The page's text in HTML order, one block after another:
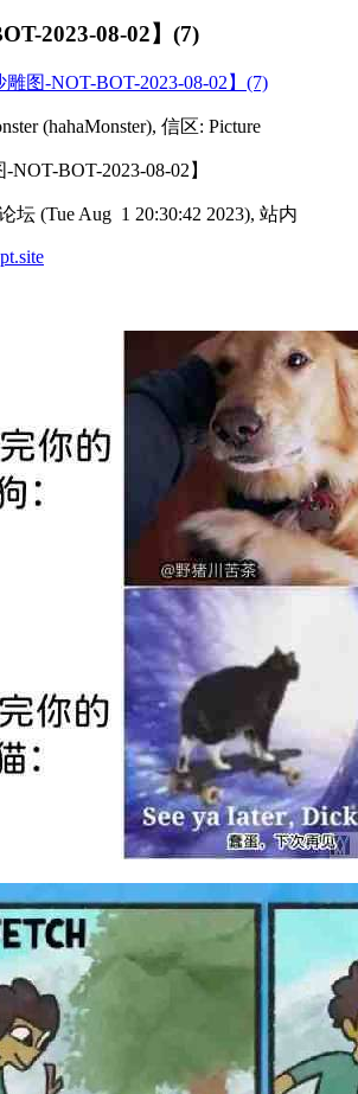
2023-08-02】(7)
雕图-NOT-BOT-2023-08-02】(7)
(hahaMonster), 信区: Picture
BOT-2023-08-02】
坛 (Tue Aug 1 20:30:42 2023), 站内